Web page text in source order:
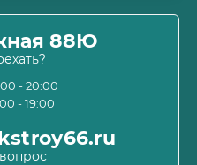
и оферта
88Ю
- 20:00
- 19:00